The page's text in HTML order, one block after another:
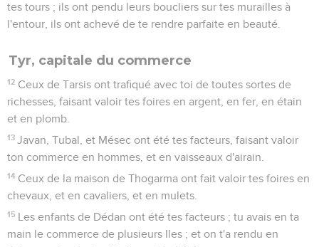
tes tours ; ils ont pendu leurs boucliers sur tes murailles à
l'entour, ils ont achevé de te rendre parfaite en beauté.
Tyr, capitale du commerce
12 Ceux de Tarsis ont trafiqué avec toi de toutes sortes de
richesses, faisant valoir tes foires en argent, en fer, en étain
et en plomb.
13 Javan, Tubal, et Mésec ont été tes facteurs, faisant valoir
ton commerce en hommes, et en vaisseaux d'airain.
14 Ceux de la maison de Thogarma ont fait valoir tes foires en
chevaux, et en cavaliers, et en mulets.
15 Les enfants de Dédan ont été tes facteurs ; tu avais en ta
main le commerce de plusieurs Iles ; et on t'a rendu en